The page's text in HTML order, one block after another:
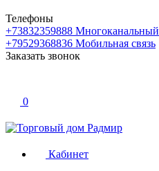
Телефоны
+73832359888 Многоканальный
+79529368836 Мобильная связь
Заказать звонок
0
Кабинет